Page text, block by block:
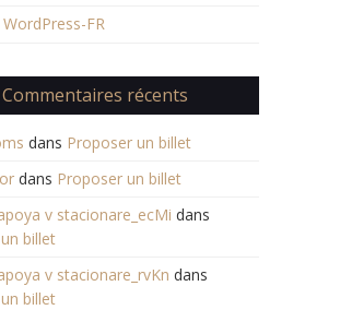
FR
Commentaires récents
dans Proposer un billet
dans Proposer un billet
v stacionare_ecMi dans
billet
v stacionare_rvKn dans
billet